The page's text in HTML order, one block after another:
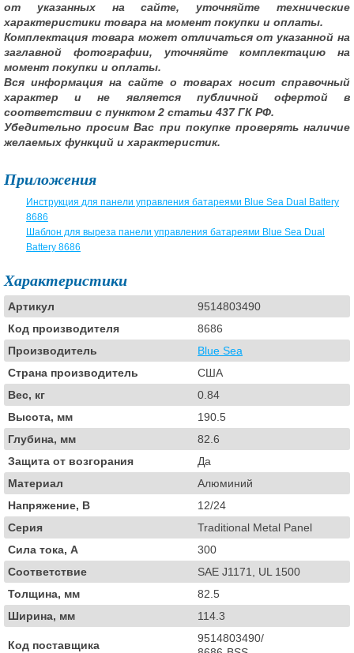
от указанных на сайте, уточняйте технические
характеристики товара на момент покупки и оплаты.
Комплектация товара может отличаться от указанной на
заглавной фотографии, уточняйте комплектацию на
момент покупки и оплаты.
Вся информация на сайте о товарах носит справочный
характер и не является публичной офертой в
соответствии с пунктом 2 статьи 437 ГК РФ.
Убедительно просим Вас при покупке проверять наличие
желаемых функций и характеристик.
Приложения
Инструкция для панели управления батареями Blue Sea Dual Battery
8686
Шаблон для выреза панели управления батареями Blue Sea Dual
Battery 8686
Характеристики
Артикул
9514803490
Код производителя
8686
Производитель
Blue Sea
Страна производитель
США
Вес, кг
0.84
Высота, мм
190.5
Глубина, мм
82.6
Защита от возгорания
Да
Материал
Алюминий
Напряжение, В
12/24
Серия
Traditional Metal Panel
Сила тока, А
300
Соответствие
SAE J1171, UL 1500
Толщина, мм
82.5
Ширина, мм
114.3
Код поставщика
9514803490/